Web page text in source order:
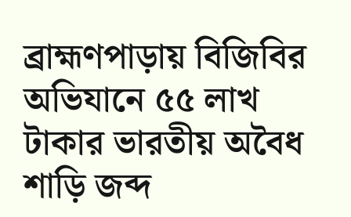
ব্রাহ্মণপাড়ায় বিজিবির
অভিযানে ৫৫ লাখ
টাকার ভারতীয় অবৈধ
শাড়ি জব্দ